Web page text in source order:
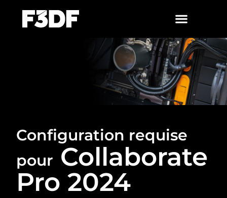
Configuration requise
pour Collaborate
Pro 2024